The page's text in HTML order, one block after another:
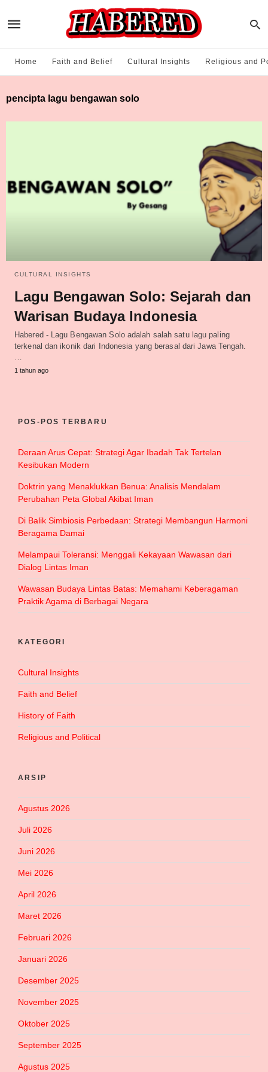
Home Faith and Belief Cultural Insights Religious and
pencipta lagu bengawan solo
CULTURAL INSIGHTS
Lagu Bengawan Solo: Sejarah dan
Warisan Budaya Indonesia
Habered - Lagu Bengawan Solo adalah salah satu lagu paling
terkenal dan ikonik dari Indonesia yang berasal dari Jawa Tengah.
1 tahun ago
POS-POS TERBARU
Deraan Arus Cepat: Strategi Agar Ibadah Tak Tertelan
Kesibukan Modern
Doktrin yang Menaklukkan Benua: Analisis Mendalam
Perubahan Peta Global Akibat Iman
Di Balik Simbiosis Perbedaan: Strategi Membangun Harmoni
Beragama Damai
Melampaui Toleransi: Menggali Kekayaan Wawasan dari
Dialog Lintas Iman
Wawasan Budaya Lintas Batas: Memahami Keberagaman
Praktik Agama di Berbagai Negara
KATEGORI
Cultural Insights
Faith and Belief
History of Faith
Religious and Political
ARSIP
Agustus 2026
Juli 2026
Juni 2026
Mei 2026
April 2026
Maret 2026
Februari 2026
Januari 2026
Desember 2025
November 2025
Oktober 2025
September 2025
Agustus 2025